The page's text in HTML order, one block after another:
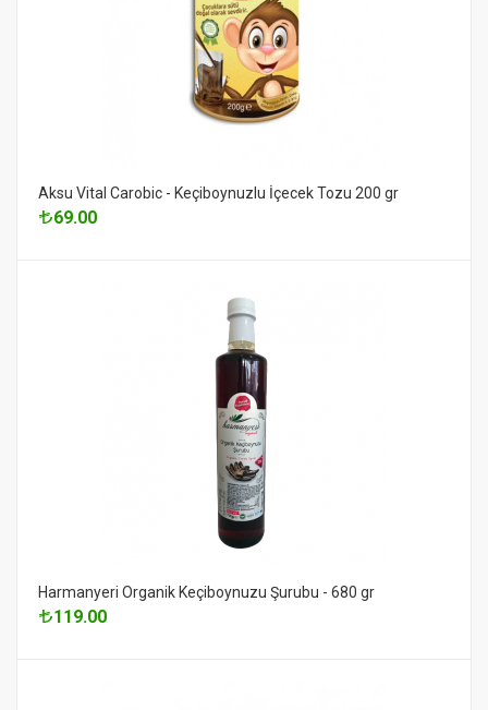
Aksu Vital Carobic - Keçiboynuzlu İçecek Tozu 200 gr
69.00
Harmanyeri Organik Keçiboynuzu Şurubu - 680 gr
119.00